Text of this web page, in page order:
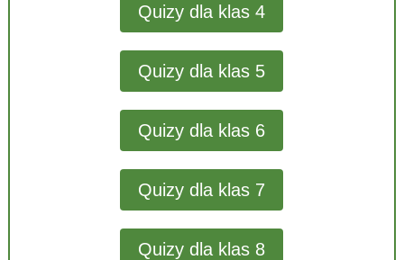
Quizy dla klas 4
Quizy dla klas 5
Quizy dla klas 6
Quizy dla klas 7
Quizy dla klas 8